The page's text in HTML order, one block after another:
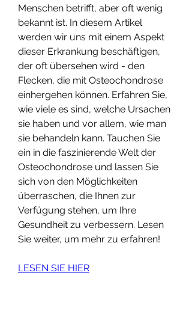
Menschen betrifft, aber oft wenig
bekannt ist. In diesem Artikel
werden wir uns mit einem Aspekt
dieser Erkrankung beschäftigen,
der oft übersehen wird - den
Flecken, die mit Osteochondrose
einhergehen können. Erfahren Sie,
wie viele es sind, welche Ursachen
sie haben und vor allem, wie man
sie behandeln kann. Tauchen Sie
ein in die faszinierende Welt der
Osteochondrose und lassen Sie
sich von den Möglichkeiten
überraschen, die Ihnen zur
Verfügung stehen, um Ihre
Gesundheit zu verbessern. Lesen
Sie weiter, um mehr zu erfahren!
LESEN SIE HIER